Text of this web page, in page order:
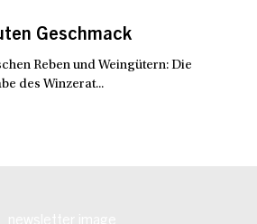
Geschmack
Reben und Weingütern: Die
des Winzerat...